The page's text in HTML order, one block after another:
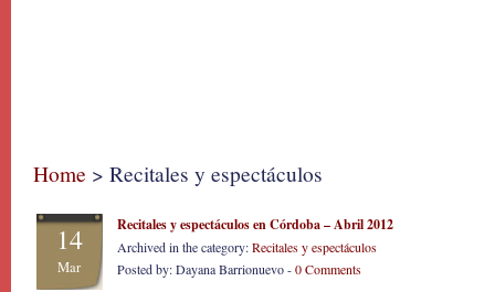
Home > Recitales y espectáculos
14
Mar
Recitales y espectáculos en Córdoba – Abril 2012
Archived in the category:Recitales y espectáculos
Posted by: Dayana Barrionuevo -0 Comments